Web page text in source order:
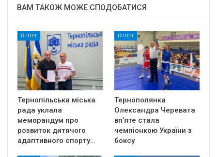
ВАМ ТАКОЖ МОЖЕ СПОДОБАТИСЯ
СПОРТ
Тернопільська міська
рада уклала
меморандум про
розвиток дитячого
адаптивного спорту…
СПОРТ
Тернополянка
Олександра Черевата
вп’яте стала
чемпіонкою України з
боксу